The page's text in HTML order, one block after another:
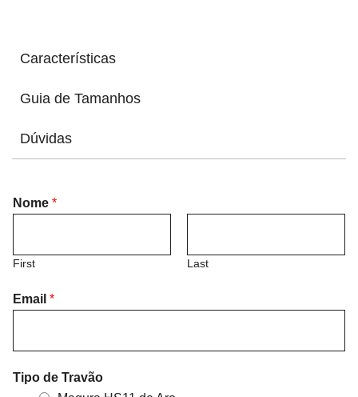
Características
Guia de Tamanhos
Dúvidas
Nome *
First Last
Email *
Tipo de Travão